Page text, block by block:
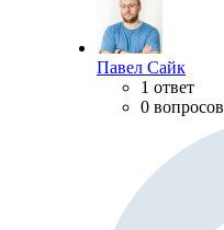
Павел Сайк
1 ответ
0 вопросов